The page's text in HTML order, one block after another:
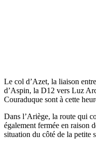
Le col d’Azet, la liaison
d’Aspin, la D12 vers Luz
Couraduque sont à cette
Dans l’Ariège, la route qui
également fermée en raison
situation du côté de la petite